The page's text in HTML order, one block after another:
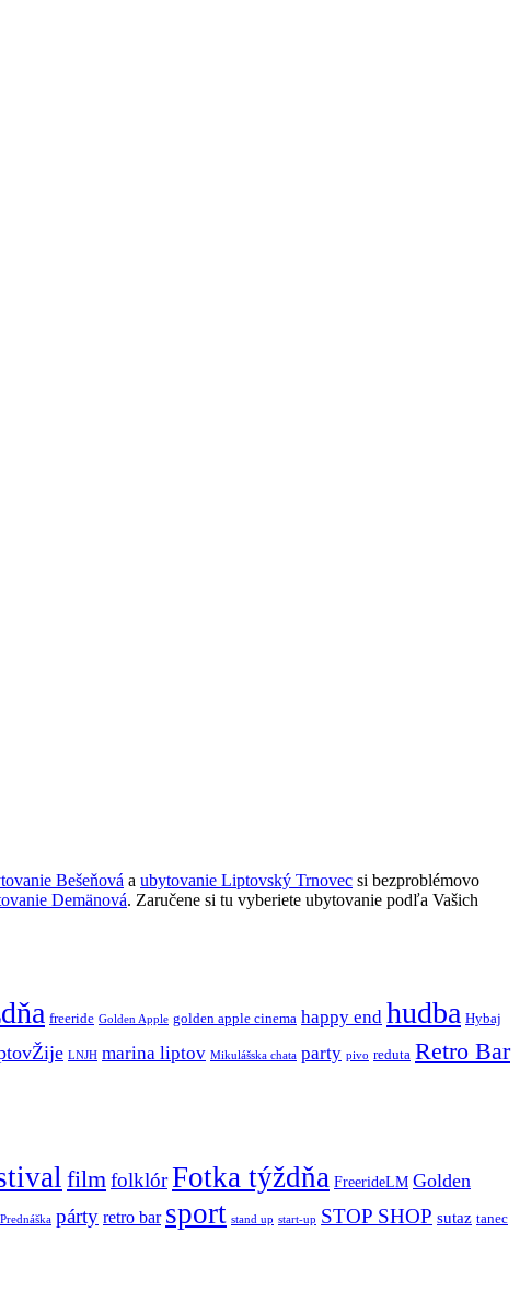
Bešeňová a ubytovanie Liptovský Trnovec si bezproblémovo
Demänová. Zaručene si tu vyberiete ubytovanie podľa Vašich
freeride Golden Apple golden apple cinema happy end hudba Hybaj
LNJH marina liptov Mikulášska chata party pivo reduta Retro Bar
filmfolklórFotka týždňa FreerideLM Golden
Prednáška párty retro bar sport stand up start-up STOP SHOP sutaz tanec